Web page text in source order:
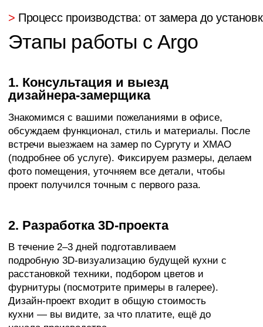
>О нас
Более 20 летсоздаем
Сложная планировка интерьера
Используем каждый сантиметр эффективно
за счет изготовления мебели по вашим
размерам с точностью до каждого миллиметра
Оформление интерьера в
едином стиле
Поможем создать гармоничное пространство,
визуально расширить границы квартиры/дома
и оформить актуальный, современный интерьер